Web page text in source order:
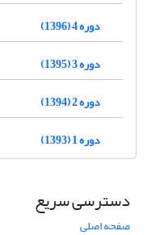
دوره 4 (1396)
دوره 3 (1395)
دوره 2 (1394)
دوره 1 (1393)
دسترسی سریع
صفحه اصلی